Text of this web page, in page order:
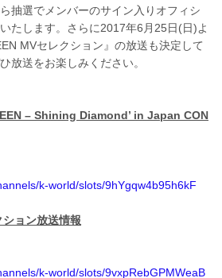
抽選でメンバーのサイン入りオフィシ
たします。さらに2017年6月25日(日)よ
MVセレクション』の放送も決定して
放送をお楽しみください。
– Shining Diamond’ in Japan CON
k-world/slots/9hYgqw4b95h6kF
ション放送情報
k-world/slots/9vxpRebGPMWeaB